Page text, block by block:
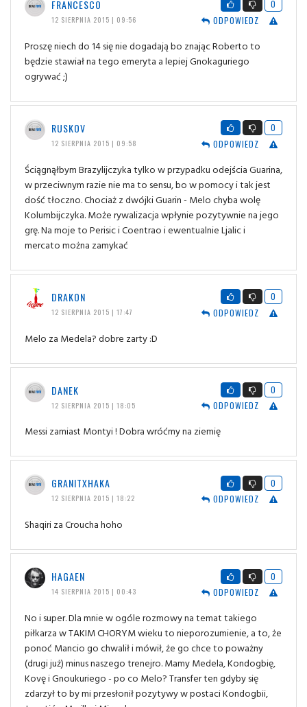
FRANCESCO
12 SIERPNIA 2015 | 09:56
0
ODPOWIEDZ
Proszę niech do 14 się nie dogadają bo znając Roberto to
będzie stawiał na tego emeryta a lepiej Gnokaguriego
ogrywać ;)
RUSKOV
12 SIERPNIA 2015 | 09:58
0
ODPOWIEDZ
Ściągnąłbym Brazylijczyka tylko w przypadku odejścia Guarina,
w przeciwnym razie nie ma to sensu, bo w pomocy i tak jest
dość tłoczno. Chociaż z dwójki Guarin - Melo chyba wolę
Kolumbijczyka. Może rywalizacja wpłynie pozytywnie na jego
grę. Na moje to Perisic i Coentrao i ewentualnie Ljalic i
mercato można zamykać
DRAKON
12 SIERPNIA 2015 | 17:47
0
ODPOWIEDZ
Melo za Medela? dobre zarty :D
DANEK
12 SIERPNIA 2015 | 18:05
0
ODPOWIEDZ
Messi zamiast Montyi ! Dobra wróćmy na ziemię
GRANITXHAKA
12 SIERPNIA 2015 | 18:22
0
ODPOWIEDZ
Shaqiri za Croucha hoho
HAGAEN
14 SIERPNIA 2015 | 00:43
0
ODPOWIEDZ
No i super. Dla mnie w ogóle rozmowy na temat takiego
piłkarza w TAKIM CHORYM wieku to nieporozumienie, a to, że
ponoć Mancio go chwalił i mówił, że go chce to poważny
(drugi już) minus naszego trenejro. Mamy Medela, Kondogbię,
Kovę i Gnoukuriego - po co Melo? Transfer ten gdyby się
zdarzył to by mi przesłonił pozytywy w postaci Kondogbii,